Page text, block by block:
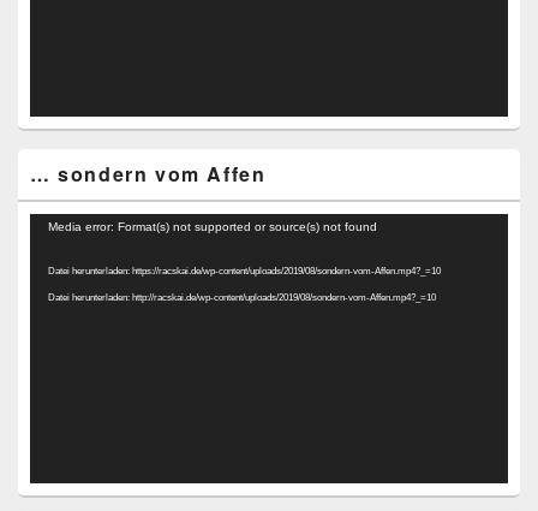
… sondern vom Affen
Video-
Media error: Format(s) not supported or source(s) not found
Datei herunterladen: https://racskai.de/wp-content/uploads/2019/08/sondern-vom-Affen.mp4?_=10
Datei herunterladen: http://racskai.de/wp-content/uploads/2019/08/sondern-vom-Affen.mp4?_=10